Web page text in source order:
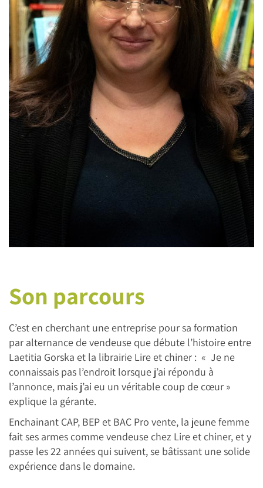
Son parcours
C’est en cherchant une entreprise pour sa formation
par alternance de vendeuse que débute l’histoire entre
Laetitia Gorska et la librairie Lire et chiner : « Je ne
connaissais pas l’endroit lorsque j’ai répondu à
l’annonce, mais j’ai eu un véritable coup de cœur »
explique la gérante.
Enchainant CAP, BEP et BAC Pro vente, la jeune femme
fait ses armes comme vendeuse chez Lire et chiner, et y
passe les 22 années qui suivent, se bâtissant une solide
expérience dans le domaine.